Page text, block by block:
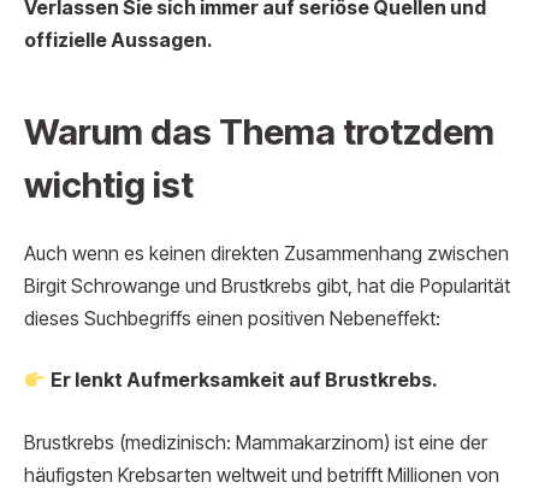
Verlassen Sie sich immer auf seriöse Quellen und
offizielle Aussagen.
Warum das Thema trotzdem
wichtig ist
Auch wenn es keinen direkten Zusammenhang zwischen
Birgit Schrowange und Brustkrebs gibt, hat die Popularität
dieses Suchbegriffs einen positiven Nebeneffekt:
Er lenkt Aufmerksamkeit auf Brustkrebs.
Brustkrebs (medizinisch: Mammakarzinom) ist eine der
häufigsten Krebsarten weltweit und betrifft Millionen von